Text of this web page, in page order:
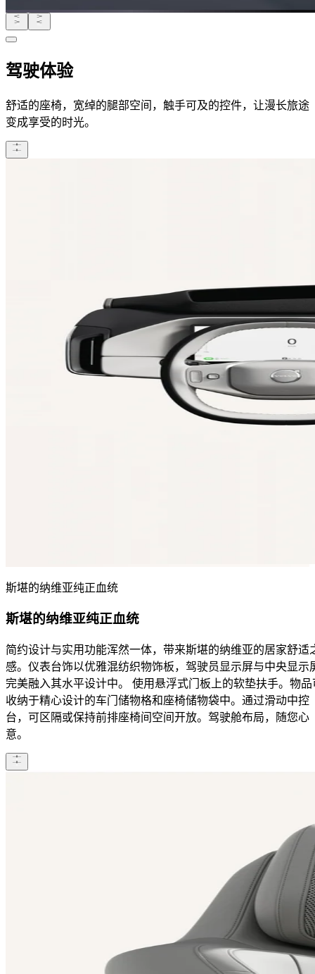
驾驶体验
舒适的座椅，宽绰的腿部空间，触手可及的控件，让漫长旅途
变成享受的时光。
斯堪的纳维亚纯正血统
斯堪的纳维亚纯正血统
简约设计与实用功能浑然一体，带来斯堪的纳维亚的居家舒适
感。仪表台饰以优雅混纺织物饰板，驾驶员显示屏与中央显示
完美融入其水平设计中。 使用悬浮式门板上的软垫扶手。物品
收纳于精心设计的车门储物格和座椅储物袋中。通过滑动中控
台，可区隔或保持前排座椅间空间开放。驾驶舱布局，随您心
意。